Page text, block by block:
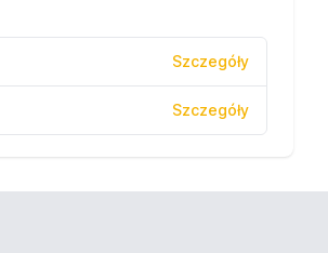
Szczegóły
Szczegóły